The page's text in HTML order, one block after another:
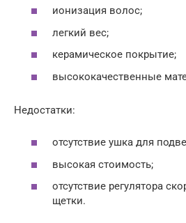
ионизация волос;
легкий вес;
керамическое покрытие;
высококачественные
Недостатки:
отсутствие ушка для
высокая стоимость;
отсутствие регулятора
щетки.